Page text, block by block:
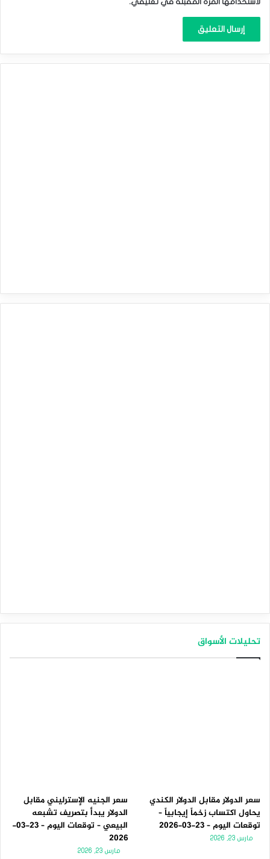
تحليلات الأسواق
سعر الدولار مقابل الدولار الكندي
يحاول اكتساب زخماً إيجابياً –
توقعات اليوم – 23-03-2026
مارس 23, 2026
سعر الجنيه الإسترليني مقابل
الدولار يبدأ بتصريف تشبعه
البيعي – توقعات اليوم – 23-03-
2026
مارس 23, 2026